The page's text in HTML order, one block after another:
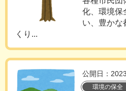
化、環境保
い、豊かな
くり...
公開日：
環境の保全